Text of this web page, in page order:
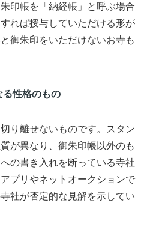
印帳を「納経帳」と呼ぶ場合
れば授与していただける形が
御朱印をいただけないお寺も
る性格のもの
り離せないものです。スタン
が異なり、御朱印帳以外のも
の書き入れを断っている寺社
プリやネットオークションで
社が否定的な見解を示してい